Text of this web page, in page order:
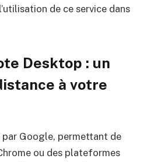
de ce service dans
Desktop : un
à votre
Google, permettant de
ou des plateformes